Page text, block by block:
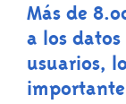
Más de
a los
usuarios,